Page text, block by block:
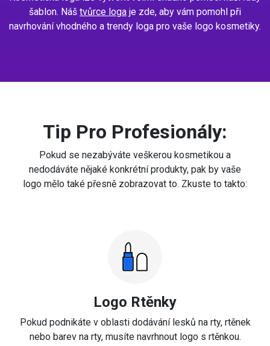
šablon. Náš tvůrce loga je zde, aby vám pomohl při
navrhování vhodného a trendy loga pro vaše logo kosmetiky.
Tip Pro Profesionály:
Pokud se nezabýváte veškerou kosmetikou a
nedodáváte nějaké konkrétní produkty, pak by vaše
logo mělo také přesně zobrazovat to. Zkuste to takto:
Logo Rtěnky
Pokud podnikáte v oblasti dodávání lesků na rty, rtěnek
nebo barev na rty, musíte navrhnout logo s rtěnkou.